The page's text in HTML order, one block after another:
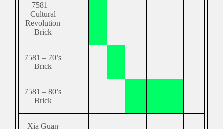
7581 –
Cultural
Revolution
Brick
7581 – 70’s
Brick
7581 – 80’s
Brick
Xia Guan